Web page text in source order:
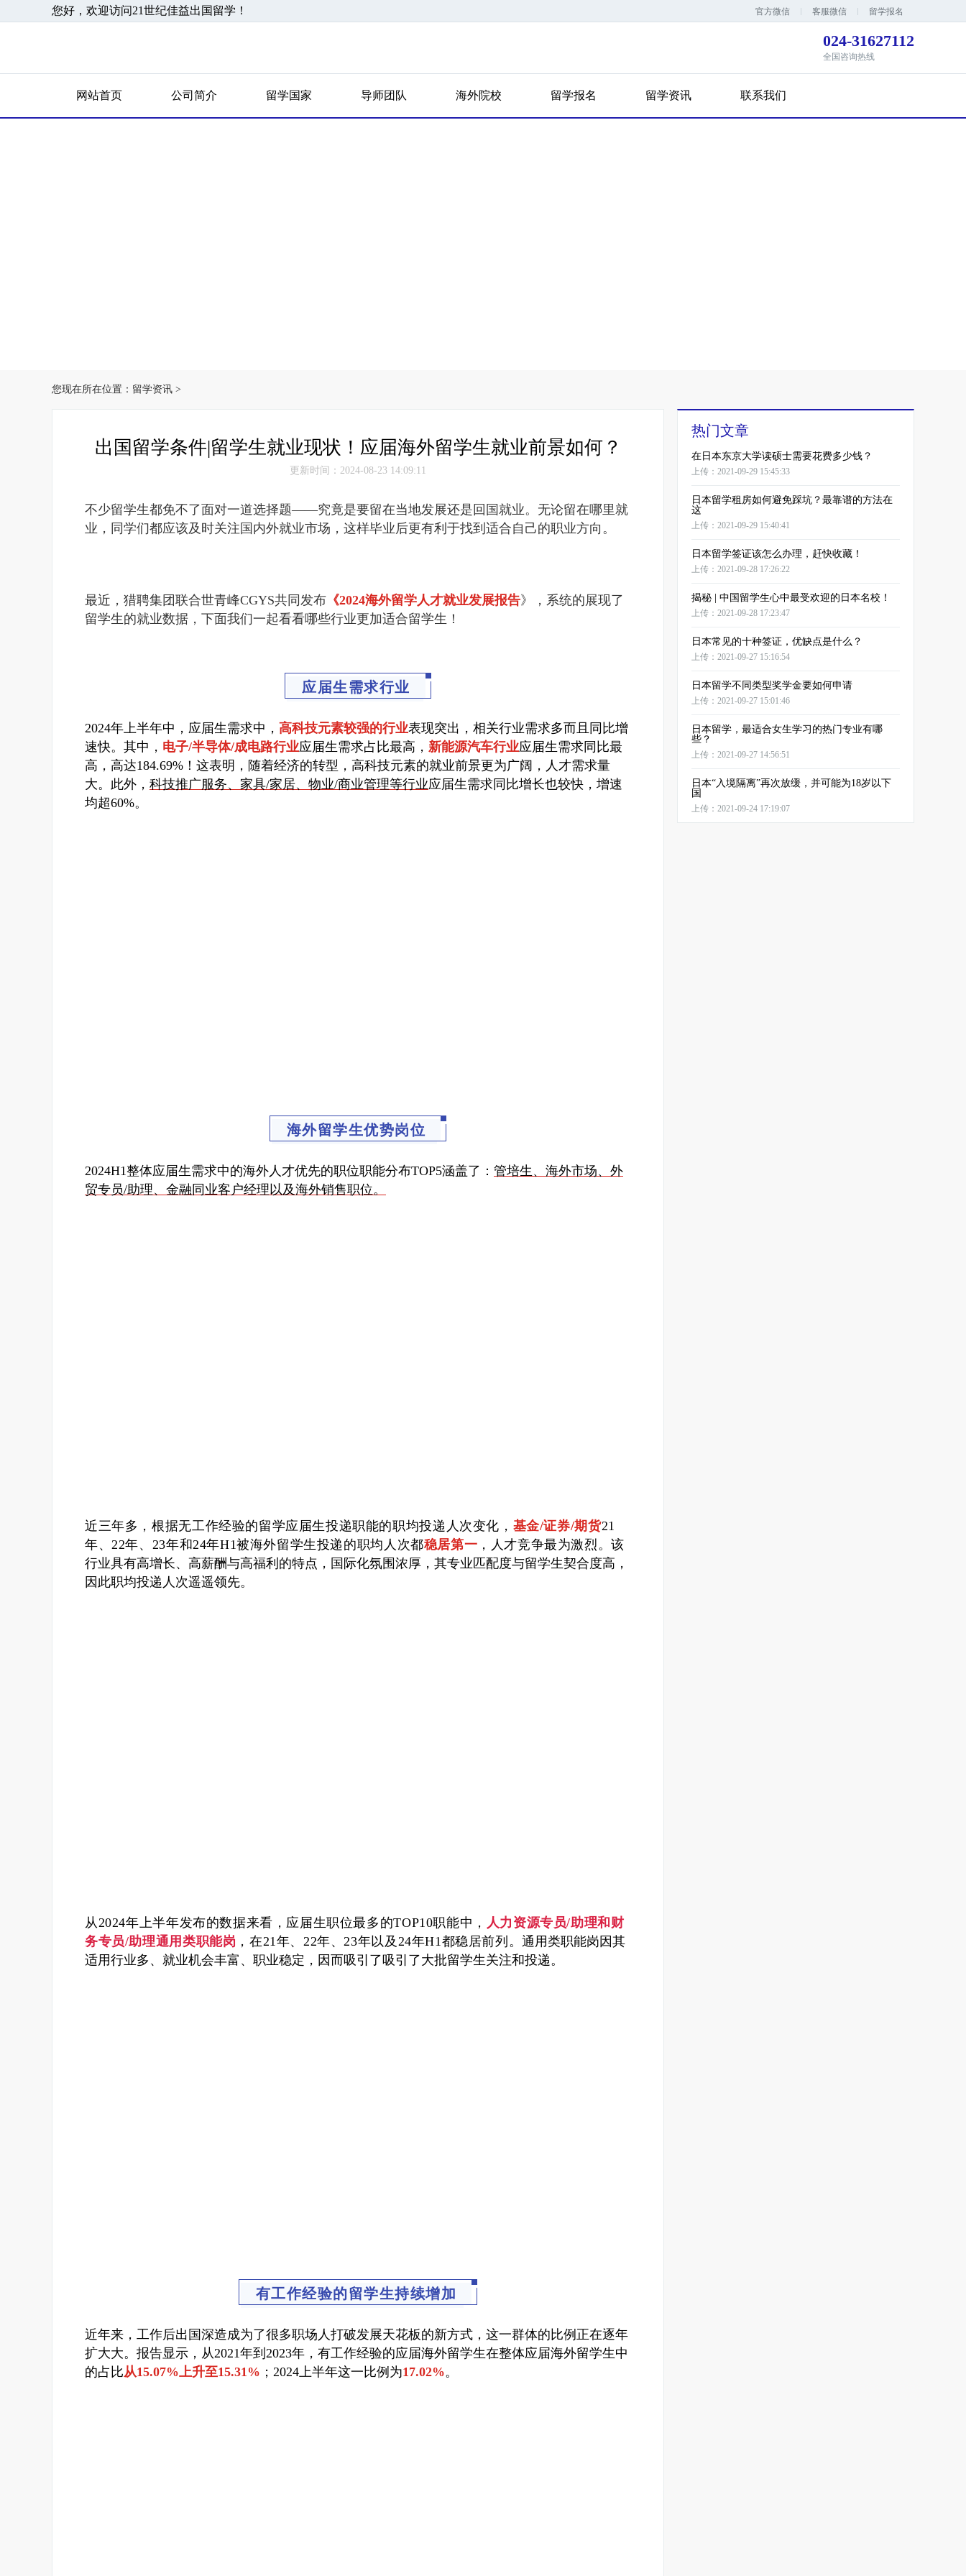
您好，欢迎访问21世纪佳益出国留学！ 官方微信 客服微信 留学报名
024-31627112
全国咨询热线
网站首页 公司简介 留学国家 导师团队 海外院校 留学报名 留学资讯 联系我们
您现在所在位置： 留学资讯 >
出国留学条件|留学生就业现状！应届海外留学生就业前景如何？
更新时间：2024-08-23 14:09:11
不少留学生都免不了面对一道选择题——究竟是要留在当地发展还是回国就业。 无论留在哪里就
业，同学们都应该及时关注国内外就业市场，这样毕业后更有利于找到适合自己的职业方向。
最近，猎聘集团联合世青峰CGYS共同发布 《2024海外留学人才就业发展报告》，系统的展现了
留学生的就业数据，下面我们一起看看哪些行业更加适合留学生！
应届生需求行业
2024年上半年中，应届生需求中， 高科技元素较强的行业表现突出，相关行业需求多而且同比增
速快。 其中， 电子/半导体/成电路行业应届生需求占比最高， 新能源汽车行业应届生需求同比最
高，高达184.69%！ 这表明，随着经济的转型，高科技元素的就业前景更为广阔，人才需求量
大。此外， 科技推广服务、家具/家居、物业/商业管理等行业应届生需求同比增长也较快，增速
均超60%。
海外留学生优势岗位
2024H1整体应届生需求中的海外人才优先的职位职能分布TOP5涵盖了： 管培生、海外市场、外
贸专员/助理、金融同业客户经理以及海外销售职位。
近三年多，根据无工作经验的留学应届生投递职能的职均投递人次变化， 基金/证券/期货21
年、22年、23年和24年H1被海外留学生投递的职均人次都稳居第一 ，人才竞争最为激烈。该
行业具有高增长、高薪酬与高福利的特点，国际化氛围浓厚，其专业匹配度与留学生契合度高，
因此职均投递人次遥遥领先。
从2024年上半年发布的数据来看，应届生职位最多的TOP10职能中， 人力资源专员/助理和财
务专员/助理通用类职能岗 ，在21年、22年、23年以及24年H1都稳居前列。通用类职能岗因其
适用行业多、就业机会丰富、职业稳定，因而吸引了吸引了大批留学生关注和投递。
有工作经验的留学生持续增加
近年来，工作后出国深造成为了很多职场人打破发展天花板的新方式，这一群体的比例正在逐年
扩大大。 报告显示，从2021年到2023年，有工作经验的应届海外留学生在整体应届海外留学生中
的占比从15.07%上升至15.31% ；2024上半年这一比例为17.02%。
热门文章
在日本东京大学读硕士需要花费多少钱？
上传：2021-09-29 15:45:33
日本留学租房如何避免踩坑？最靠谱的方法在
这
上传：2021-09-29 15:40:41
日本留学签证该怎么办理，赶快收藏！
上传：2021-09-28 17:26:22
揭秘 | 中国留学生心中最受欢迎的日本名校！
上传：2021-09-28 17:23:47
日本常见的十种签证，优缺点是什么？
上传：2021-09-27 15:16:54
日本留学不同类型奖学金要如何申请
上传：2021-09-27 15:01:46
日本留学，最适合女生学习的热门专业有哪
些？
上传：2021-09-27 14:56:51
日本“入境隔离”再次放缓，并可能为18岁以下
国
上传：2021-09-24 17:19:07